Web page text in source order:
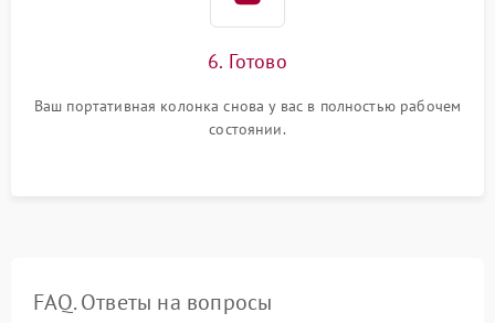
6. Готово
Ваш портативная колонка снова у вас в полностью рабочем
состоянии.
FAQ. Ответы на вопросы